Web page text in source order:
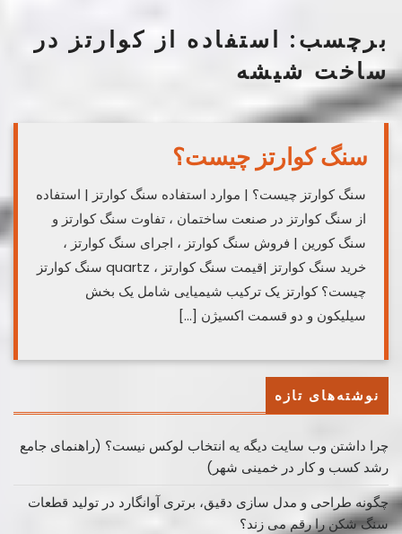
برچسب: استفاده از کوارتز در
ساخت شیشه
سنگ کوارتز چیست؟
سنگ کوارتز چیست؟ | موارد استفاده سنگ کوارتز | استفاده
از سنگ کوارتز در صنعت ساختمان ، تفاوت سنگ کوارتز و
سنگ کورین | فروش سنگ کوارتز ، اجرای سنگ کوارتز ،
خرید سنگ کوارتز |قیمت سنگ کوارتز ، quartz سنگ کوارتز
چیست؟ کوارتز یک ترکیب شیمیایی شامل یک بخش
سیلیکون و دو قسمت اکسیژن […]
نوشته‌های تازه
چرا داشتن وب سایت دیگه یه انتخاب لوکس نیست؟ (راهنمای جامع
رشد کسب ‌و کار در خمینی ‌شهر)
چگونه طراحی و مدل سازی دقیق، برتری آوانگارد در تولید قطعات
سنگ شکن را رقم می زند؟